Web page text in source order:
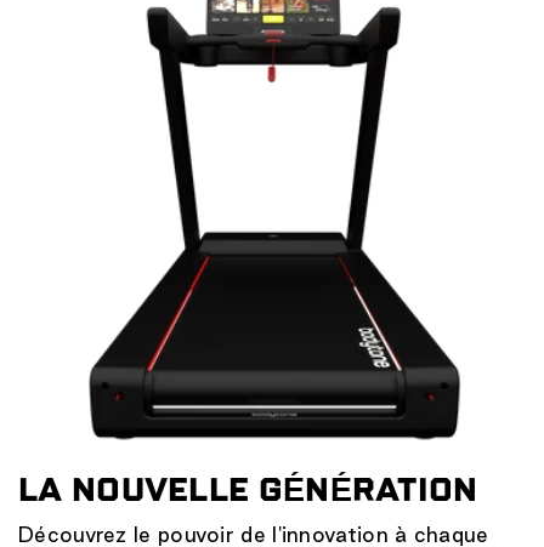
LA NOUVELLE GÉNÉRATION
Découvrez le pouvoir de l'innovation à chaque